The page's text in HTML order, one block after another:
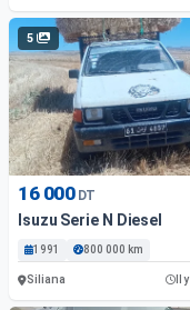
5
16 000 DT
Isuzu Serie N Diesel
1991 800 000 km
Siliana Il